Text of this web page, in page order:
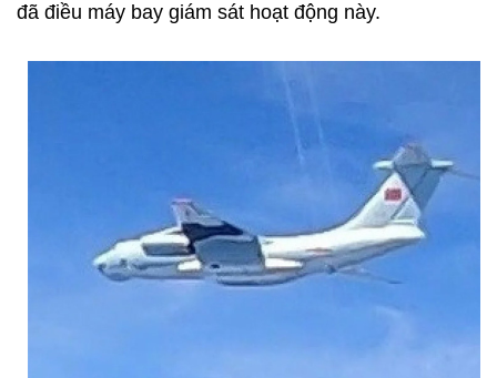
đã điều máy bay giám sát hoạt động này.